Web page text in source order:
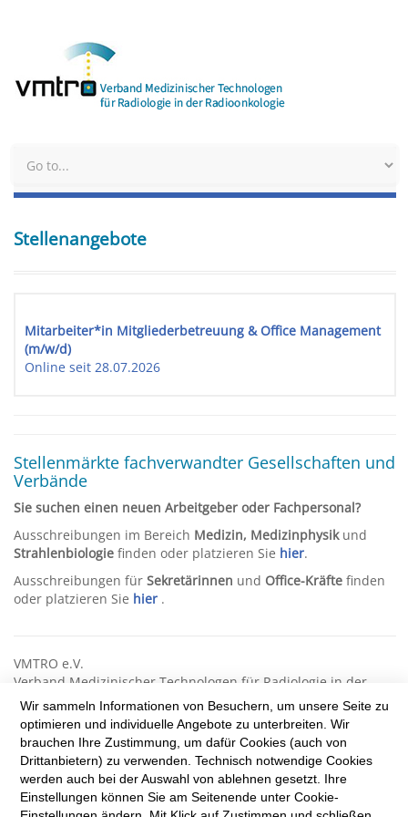
Stellenangebote
Mitarbeiter*in Mitgliederbetreuung & Office Management
(m/w/d)
Online seit 28.07.2026
Stellenmärkte fachverwandter Gesellschaften und
Verbände
Sie suchen einen neuen Arbeitgeber oder Fachpersonal?
Ausschreibungen im Bereich Medizin, Medizinphysikund
Strahlenbiologie finden oder platzieren Sie hier.
Ausschreibungen für Sekretärinnen und Office-Kräfte finden
oder platzieren Sie hier .
VMTRO e.V.
Verband Medizinischer Technologen für Radiologie in der
Radioonkologie
Reinhardtstr. 47
10117 Berlin
Tel.: +49 (0) 30 8431 8990
Fax: +49 (0) 30 8441 9189
info@vmtro.de
Wir sammeln Informationen von Besuchern, um unsere Seite zu
optimieren und individuelle Angebote zu unterbreiten. Wir
brauchen Ihre Zustimmung, um dafür Cookies (auch von
Drittanbietern) zu verwenden. Technisch notwendige Cookies
werden auch bei der Auswahl von ablehnen gesetzt. Ihre
Einstellungen können Sie am Seitenende unter Cookie-